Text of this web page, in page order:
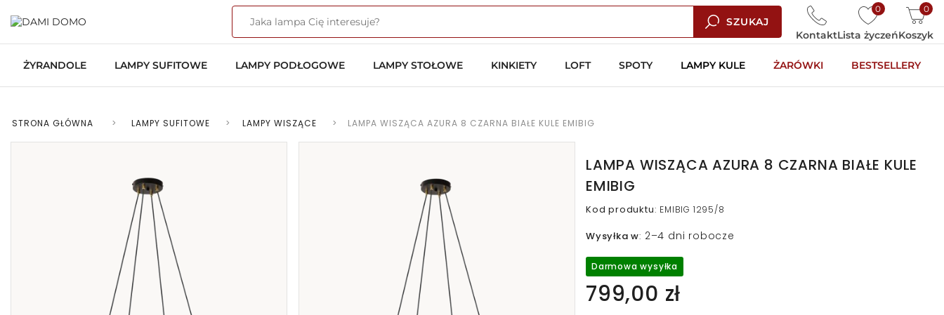
SZUKAJ
0
Lista życzeń
0
Koszyk
Kontakt
ŻYRANDOLE LAMPY SUFITOWE LAMPY PODŁOGOWE LAMPY STOŁOWE KINKIETY LOFT SPOTY LAMPY KULE ŻARÓWKI BESTSELLERY
STRONA GŁÓWNA > LAMPY SUFITOWE > LAMPY WISZĄCE > LAMPA WISZĄCA AZURA 8 CZARNA BIAŁE KULE EMIBIG
LAMPA WISZĄCA AZURA 8 CZARNA BIAŁE KULE
EMIBIG
Kod produktu: EMIBIG 1295/8
Wysyłka w: 2–4 dni robocze
Darmowa wysyłka
799,00 zł